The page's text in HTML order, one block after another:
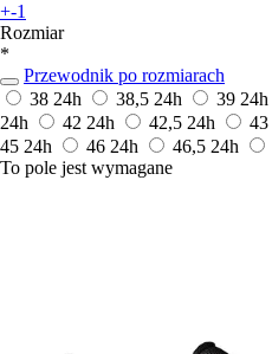
+-1
Rozmiar
*
Przewodnik po rozmiarach
38 24h 38,5 24h 39 24h
24h
42 24h 42,5 24h 43
45 24h 46 24h 46,5 24h
To pole jest wymagane